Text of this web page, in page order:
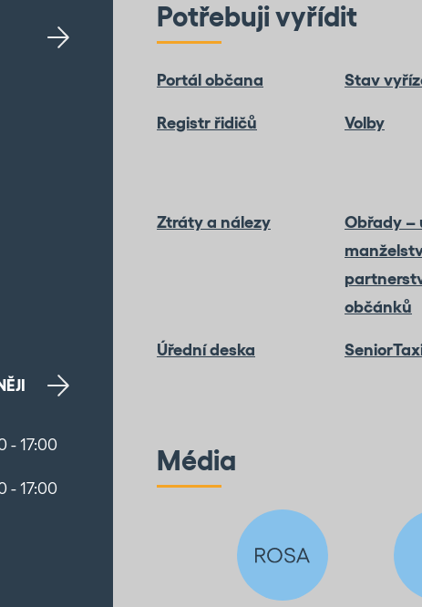
- 17:00
- 17:00
Potřebuji vyřídit
Portál občana Stav
Registr řidičů Volby
Ztráty a nálezy
Obřady –
občánků
Úřední deska
Média